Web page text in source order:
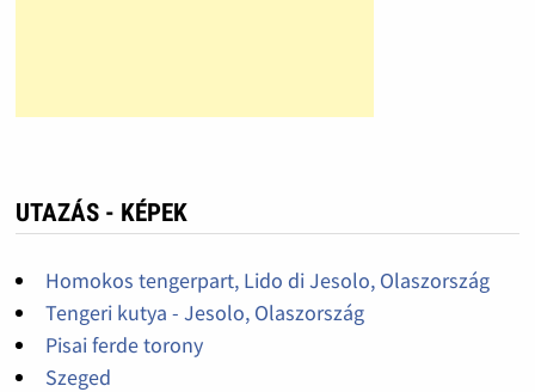
UTAZÁS - KÉPEK
Homokos tengerpart, Lido di Jesolo, Olaszország
Tengeri kutya - Jesolo, Olaszország
Pisai ferde torony
Szeged